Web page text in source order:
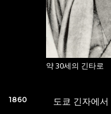
약 30세의 긴타로
1860 도쿄 긴자에